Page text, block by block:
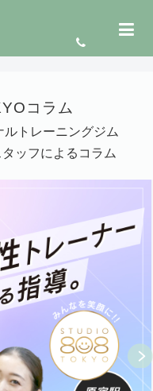
コラム
トレーニングジム
ッフによるコラム